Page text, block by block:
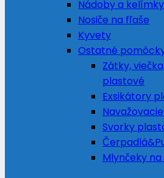
Nádoby a
Nosiče na fľaše
Kyvety
Ostatné
Zátky,
plastové
Exsikátory
Svorky
Mlynčeky